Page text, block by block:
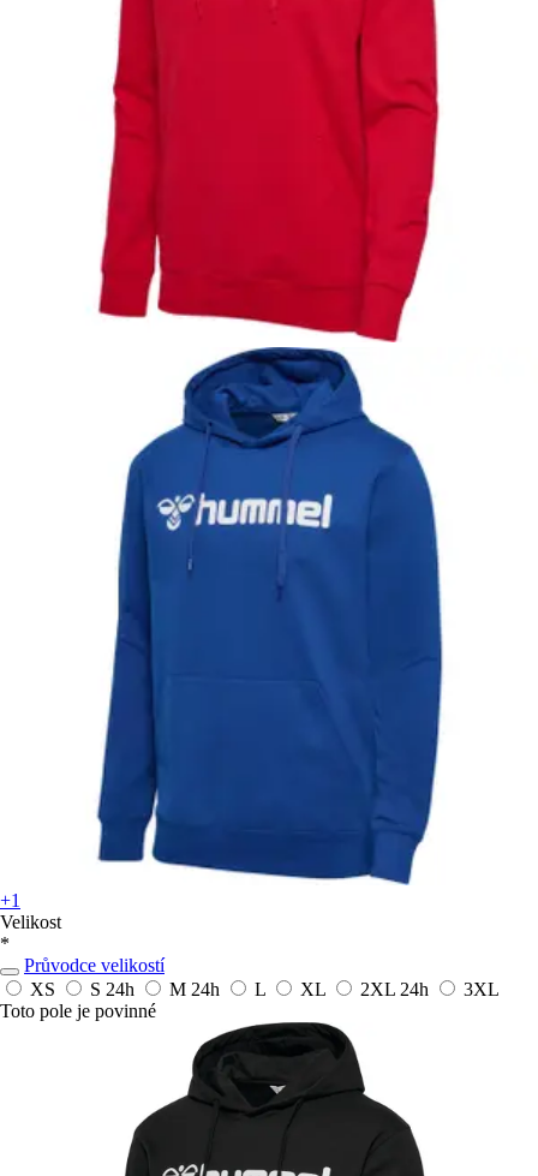
+1
Velikost
*
Průvodce velikostí
XS
S 24h M 24h L XL 2XL 24h
3XL
Toto pole je povinné